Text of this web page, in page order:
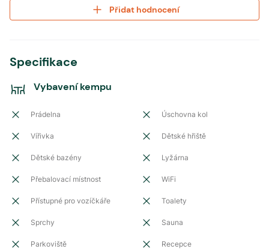
Přidat hodnocení
Specifikace
Vybavení kempu
Prádelna Úschovna kol
Vířivka Dětské hřiště
Dětské bazény Lyžárna
Přebalovací místnost WiFi
Přístupné pro vozíčkáře Toalety
Sprchy Sauna
Parkoviště Recepce